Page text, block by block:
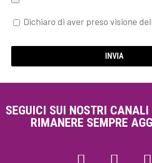
Dichiaro di aver preso visione
INVIA
SEGUICI SUI NOSTRI CANALI
RIMANERE SEMPRE